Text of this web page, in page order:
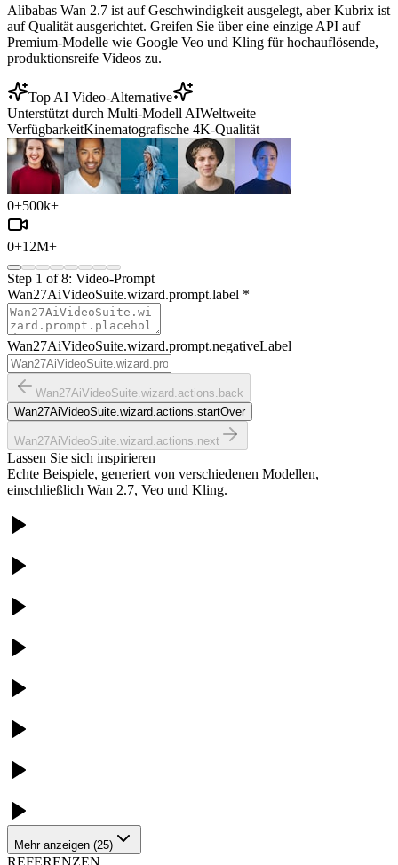
Alibabas Wan 2.7 ist auf Geschwindigkeit ausgelegt, aber Kubrix ist
auf Qualität ausgerichtet. Greifen Sie über eine einzige API auf
Premium-Modelle wie Google Veo und Kling für hochauflösende,
produktionsreife Videos zu.
Top AI Video-Alternative
Unterstützt durch Multi-Modell AIWeltweite
VerfügbarkeitKinematografische 4K-Qualität
0+500k+
0+12M+
Step 1 of8: Video-Prompt
Wan27AiVideoSuite.wizard.prompt.label *
Wan27AiVideoSuite.wizard.prompt.negativeLabel
Wan27AiVideoSuite.wizard.actions.back
Wan27AiVideoSuite.wizard.actions.startOver
Wan27AiVideoSuite.wizard.actions.next
Lassen Sie sich inspirieren
Echte Beispiele, generiert von verschiedenen Modellen,
einschließlich Wan 2.7, Veo und Kling.
Mehr anzeigen (25)
REFERENZEN